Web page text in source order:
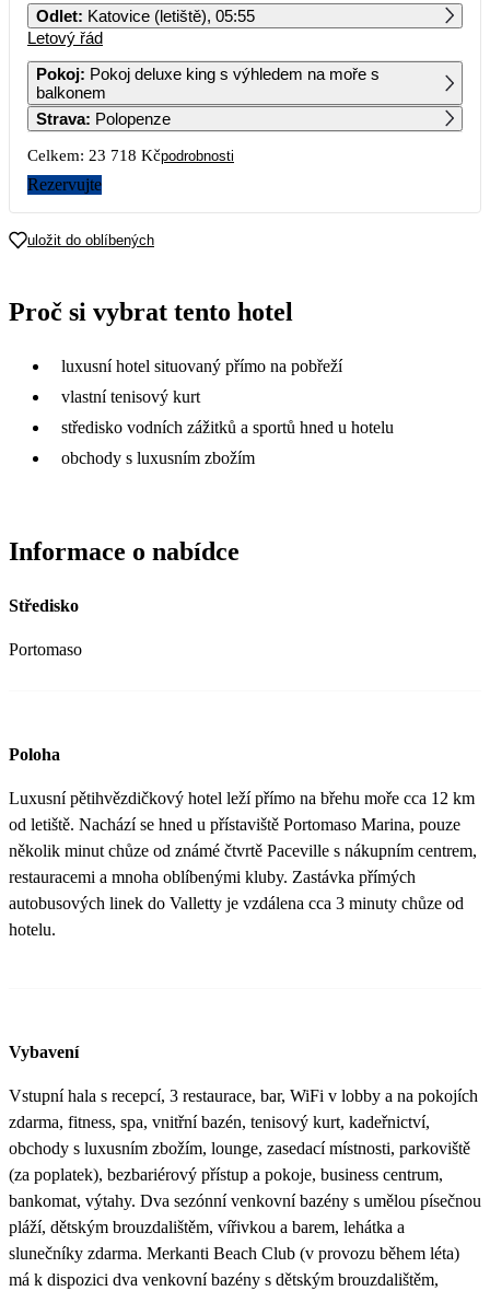
13 479 12 219 13 339 12 349 12 279 11 859
7
11 859
8
15 249
9 10 11 12 13
12 069
14
13 579
15 16
21
15 159
22
19 009
23 24 25 26 27
Odlet: Katovice (letiště), 05:55
Letový řád
Pokoj: Pokoj deluxe king s výhledem na moře s
balkonem
Strava: Polopenze
Celkem: 23 718 Kčpodrobnosti
Rezervujte
uložit do oblíbených
Proč si vybrat tento hotel
luxusní hotel situovaný přímo na pobřeží
vlastní tenisový kurt
středisko vodních zážitků a sportů hned u hotelu
obchody s luxusním zbožím
Informace o nabídce
Středisko
Portomaso
Poloha
Luxusní pětihvězdičkový hotel leží přímo na břehu moře cca 12 km
od letiště. Nachází se hned u přístaviště Portomaso Marina, pouze
několik minut chůze od známé čtvrtě Paceville s nákupním centrem,
restauracemi a mnoha oblíbenými kluby. Zastávka přímých
autobusových linek do Valletty je vzdálena cca 3 minuty chůze od
hotelu.
Vybavení
Vstupní hala s recepcí, 3 restaurace, bar, WiFi v lobby a na pokojích
zdarma, fitness, spa, vnitřní bazén, tenisový kurt, kadeřnictví,
obchody s luxusním zbožím, lounge, zasedací místnosti, parkoviště
(za poplatek), bezbariérový přístup a pokoje, business centrum,
bankomat, výtahy. Dva sezónní venkovní bazény s umělou písečnou
pláží, dětským brouzdalištěm, vířivkou a barem, lehátka a
slunečníky zdarma. Merkanti Beach Club (v provozu během léta)
má k dispozici dva venkovní bazény s dětským brouzdalištěm,